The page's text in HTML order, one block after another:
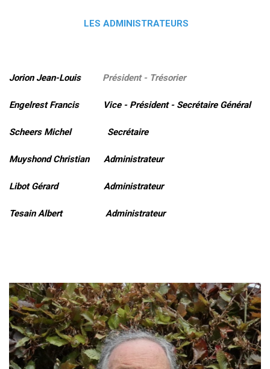
LES ADMINISTRATEURS
Jorion Jean-Louis Président - Trésorier
Engelrest Francis Vice - Président - Secrétaire Général
Scheers Michel Secrétaire
Muyshond Christian Administrateur
Libot Gérard Administrateur
Tesain Albert Administrateur